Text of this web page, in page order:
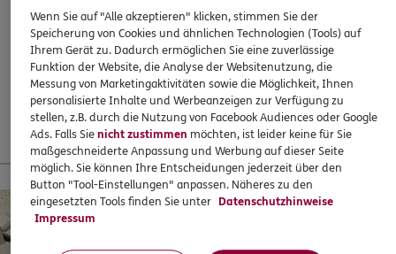
Homepage besuchen
Mehmet Berdan Durmaz
Am Kamp 7, 18209 Bad Doberan(12.4 km)
Homepage besuchen
ERGO
Denis Rudkov
Am Kamp 7 ,18209 Bad Doberan (12.4 km)
Homepage besuchen
super!
37,60
€ monatlich
Mehr erfahren
13 % Startbonus für junge Leute
Wenn Sie auf "Alle akzeptieren" klicken, stimmen Sie der
Speicherung von Cookies und ähnlichen Technologien (Tools) auf
Ihrem Gerät zu. Dadurch ermöglichen Sie eine zuverlässige
Funktion der Website, die Analyse der Websitenutzung, die
Messung von Marketingaktivitäten sowie die Möglichkeit, Ihnen
personalisierte Inhalte und Werbeanzeigen zur Verfügung zu
stellen, z.B. durch die Nutzung von Facebook Audiences oder Google
Ads. Falls Sienicht zustimmen möchten, ist leider keine für Sie
maßgeschneiderte Anpassung und Werbung auf dieser Seite
möglich. Sie können Ihre Entscheidungen jederzeit über den
Button "Tool-Einstellungen" anpassen. Näheres zu den
eingesetzten Tools finden Sie unter Datenschutzhinweise
Impressum